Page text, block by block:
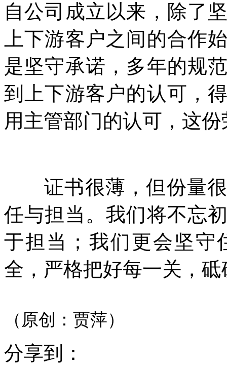
自公司成立以来，除了
上下游客户之间的合作
是坚守承诺，多年的规
到上下游客户的认可，
用主管部门的认可，这
证书很薄，但份量
任与担当。我们将不忘
于担当；我们更会坚守
全，严格把好每一关，
（原创：贾萍）
分享到：